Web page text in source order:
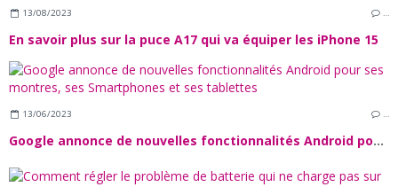
13/08/2023 …
En savoir plus sur la puce A17 qui va équiper les iPhone 15
13/06/2023 …
Google annonce de nouvelles fonctionnalités Android pour ses montres, ses Smartphones et ses tablettes